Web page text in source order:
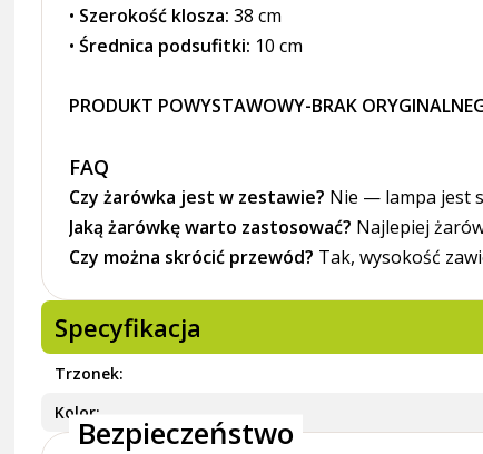
• Szerokość klosza: 38 cm
•Średnica podsufitki: 10 cm
PRODUKT POWYSTAWOWY-BRAK
FAQ
Czy żarówka jest w zestawie? Nie — lampa jest
Jaką żarówkę warto zastosować? Najlepiej
Czy można skrócić przewód? Tak, wysokość
Specyfikacja
Trzonek
KolorBezpieczeństwo